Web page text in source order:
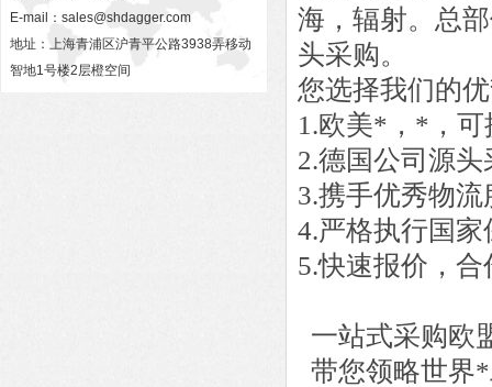
E-mail： sales@shdagger.com
地址：上海青浦区沪青平公路3938弄移动
智地1号楼2层橙空间
海，辐射。总
头采购。
您选择我们的
1.欧美*，*，可
2.德国公司源
3.携手优秀物
4.严格执行国
5.快速报价，
一站式采购欧
带您领略世界